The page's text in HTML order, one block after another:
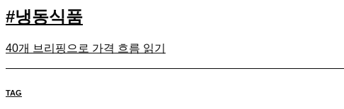
#냉동식품
40개 브리핑으로 가격 흐름 읽기
TAG